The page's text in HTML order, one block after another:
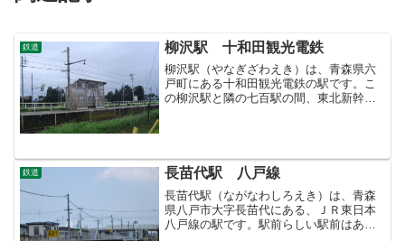
鉄道 柳沢駅 十和田観光電鉄
柳沢駅（やなぎざわえき）は、青森県六
戸町にある十和田観光電鉄の駅です。こ
の柳沢駅と隣の七百駅の間、東北新幹線
和田観光電鉄線も息を吹き...
鉄道 長苗代駅 八戸線
長苗代駅（ながなわしろえき）は、青森
県八戸市大字長苗代にある、ＪＲ東日本
八戸線の駅です。駅前らしい駅前はあり